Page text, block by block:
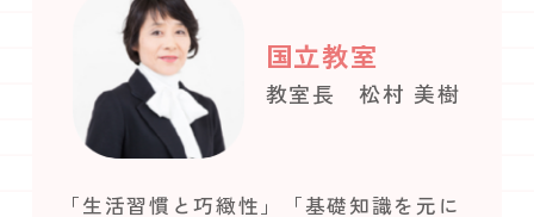
国立教室
教室長 松村 美樹
「生活習慣と巧緻性」「基礎知識を元に